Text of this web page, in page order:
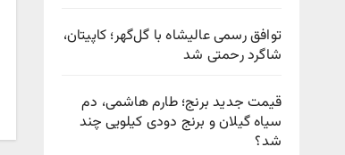
توافق رسمی عالیشاه با گل‌گهر؛ کاپیتان،
شاگرد رحمتی شد
قیمت جدید برنج؛ طارم هاشمی، دم
سیاه گیلان و برنج دودی کیلویی چند
شد؟